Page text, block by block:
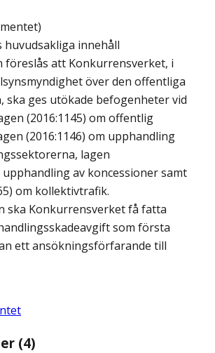
innehåll
föreslås att Konkurrensverket, i
över den offentliga
ska ges utökade befogenheter vid
(2016:1145) om offentlig
(2016:1146) om upphandling
lagen
upphandling av koncessioner samt
om kollektivtrafik.
ska Konkurrensverket få fatta
som första
ett ansökningsförfarande till
(4)